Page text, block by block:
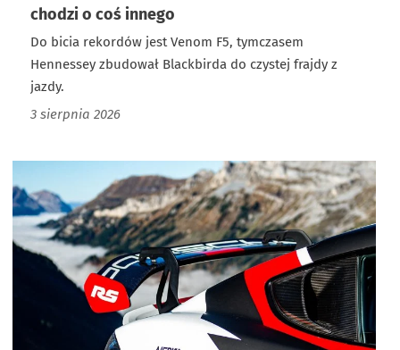
chodzi o coś innego
Do bicia rekordów jest Venom F5, tymczasem
Hennessey zbudował Blackbirda do czystej frajdy z
jazdy.
3 sierpnia 2026